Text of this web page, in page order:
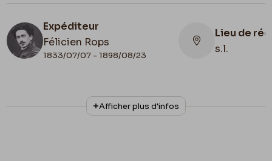
Expéditeur
Félicien Rops
1833/07/07 - 1898/08/23
Lieu de
s.l.
N° d'inventaire
II/6655/470/78
Collationnage
Autographe
Afficher plus d'infos